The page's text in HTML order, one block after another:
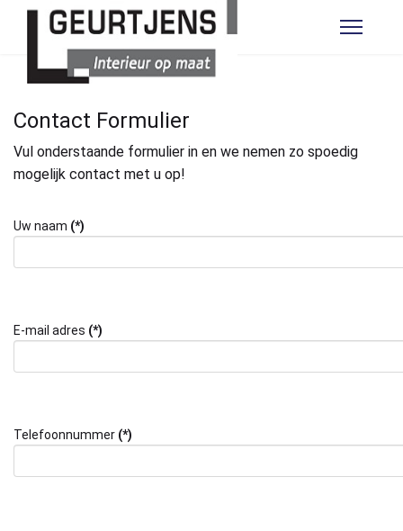
Contact Formulier
Vul onderstaande formulier in en we nemen zo spoedig
mogelijk contact met u op!
Uw naam (*)
E-mail adres (*)
Telefoonnummer (*)